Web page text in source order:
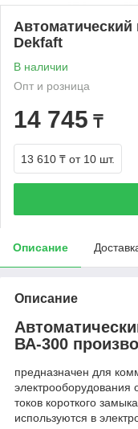
Dekfaft
В наличии
Опт и розница
14 745 ₸
13 610 ₸ от 10 шт.
Описание
Описание
ВА-300
предназначен для
электрооборудования
токов короткого
используются в